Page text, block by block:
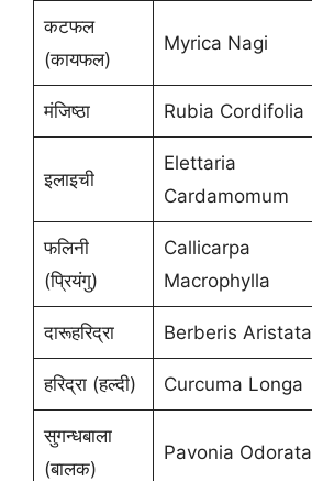
कटफल
(कायफल)
Myrica Nagi
मंजिष्ठा Rubia Cordifolia
इलाइची
Elettaria
Cardamomum
फलिनी
(प्रियंगु)
Callicarpa
Macrophylla
दारूहरिद्रा Berberis Aristata
हरिद्रा (हल्दी) Curcuma Longa
सुगन्धबाला
(बालक)
Pavonia Odorata